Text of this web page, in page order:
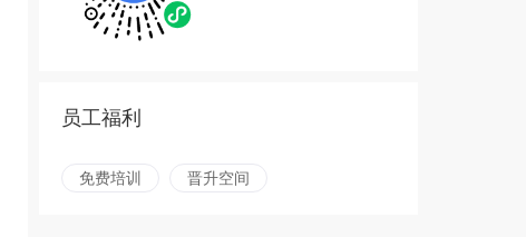
员工福利
免费培训 晋升空间